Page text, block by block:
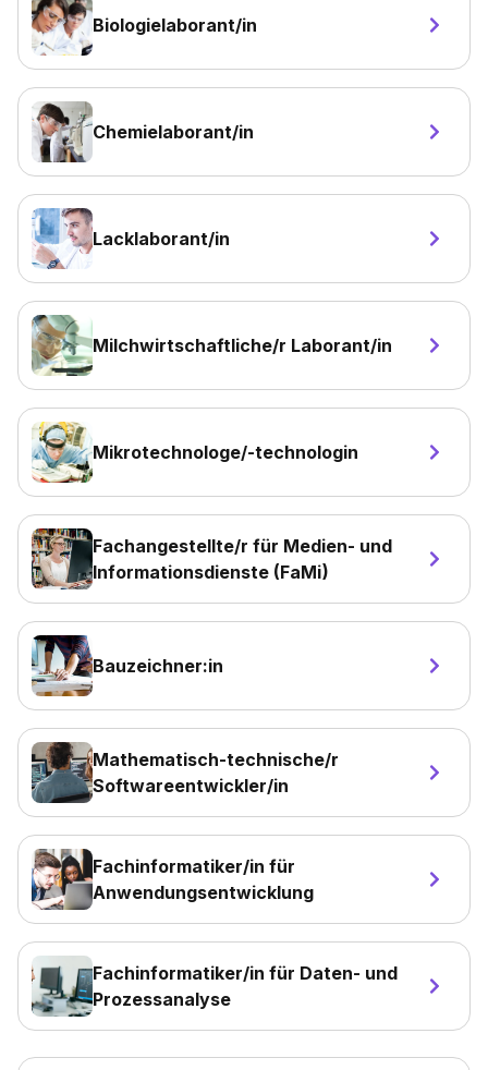
Biologielaborant/in
Chemielaborant/in
Lacklaborant/in
Milchwirtschaftliche/r Laborant/in
Mikrotechnologe/-technologin
Fachangestellte/r für Medien- und
Informationsdienste (FaMi)
Bauzeichner:in
Mathematisch-technische/r
Softwareentwickler/in
Fachinformatiker/in für
Anwendungsentwicklung
Fachinformatiker/in für Daten- und
Prozessanalyse